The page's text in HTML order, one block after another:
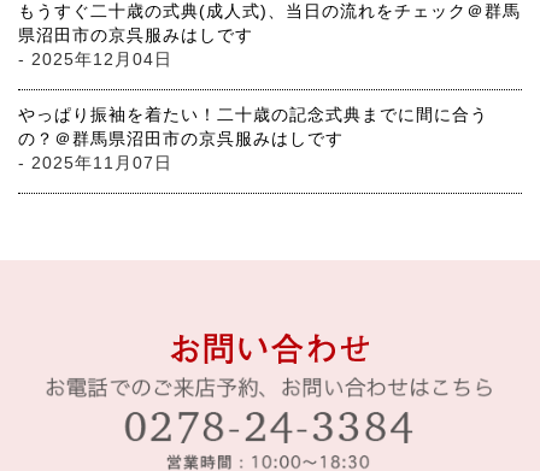
もうすぐ二十歳の式典(成人式)、当日の流れをチェック＠群馬
県沼田市の京呉服みはしです
- 2025年12月04日
やっぱり振袖を着たい！二十歳の記念式典までに間に合う
の？＠群馬県沼田市の京呉服みはしです
- 2025年11月07日